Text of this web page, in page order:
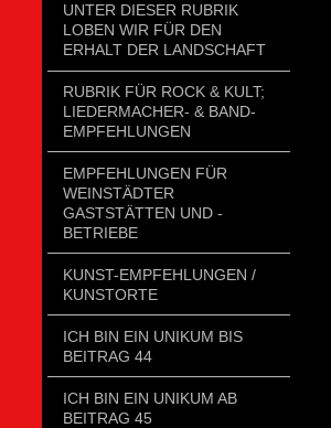
UNTER DIESER RUBRIK
LOBEN WIR FÜR DEN
ERHALT DER LANDSCHAFT
RUBRIK FÜR ROCK & KULT;
LIEDERMACHER- & BAND-
EMPFEHLUNGEN
EMPFEHLUNGEN FÜR
WEINSTÄDTER
GASTSTÄTTEN UND -
BETRIEBE
KUNST-EMPFEHLUNGEN /
KUNSTORTE
ICH BIN EIN UNIKUM BIS
BEITRAG 44
ICH BIN EIN UNIKUM AB
BEITRAG 45